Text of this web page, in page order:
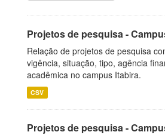
Projetos de pesquisa -
Relação de projetos de pesquisa
vigência, situação, tipo, agência
acadêmica no campus Itabira.
CSV
Projetos de pesquisa -